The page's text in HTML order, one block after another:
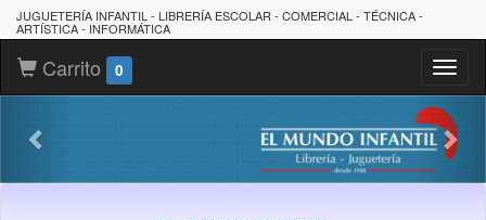
JUGUETERÍA INFANTIL - LIBRERÍA ESCOLAR - COMERCIAL - TÉCNICA -
ARTÍSTICA - INFORMÁTICA
Carrito 0